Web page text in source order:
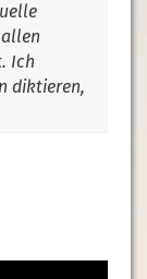
Ich
diktieren,